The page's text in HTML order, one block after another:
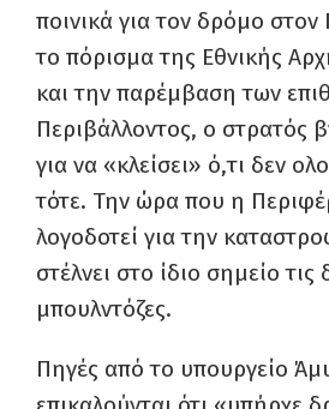
ποινικά για τον δρόμο
το πόρισμα της Εθνικής
και την παρέμβαση των
Περιβάλλοντος, ο στρατός
για να «κλείσει» ό,τι δεν
τότε. Την ώρα που η
λογοδοτεί για την
στέλνει στο ίδιο σημείο τις
μπουλντόζες.
Πηγές από το υπουργείο